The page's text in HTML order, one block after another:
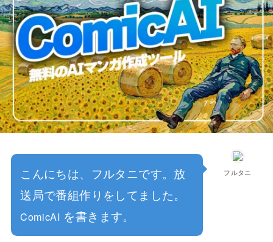
フルタニ
こんにちは、フルタニです。放
送局で番組作りをしてました。
ComicAI を書きます。